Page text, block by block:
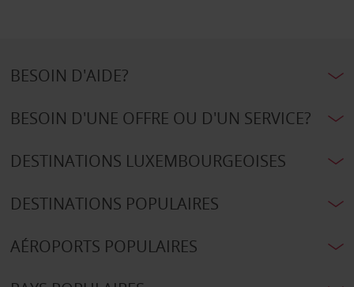
BESOIN D'AIDE?
BESOIN D'UNE OFFRE OU D'UN SERVICE?
DESTINATIONS LUXEMBOURGEOISES
DESTINATIONS POPULAIRES
AÉROPORTS POPULAIRES